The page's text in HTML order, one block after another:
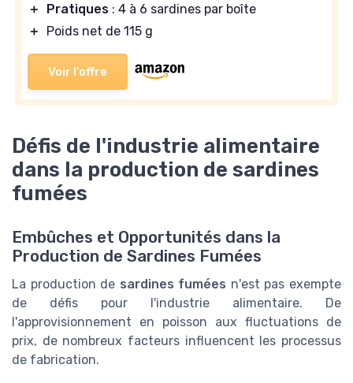
＋
Pratiques : 4 à 6 sardines par boîte
＋
Poids net de 115 g
Voir l'offre
Défis de l'industrie alimentaire
dans la production de sardines
fumées
Embûches et Opportunités dans la
Production de Sardines Fumées
La production de sardines fumées n'est pas exempte
de défis pour l'industrie alimentaire. De
l'approvisionnement en poisson aux fluctuations de
prix, de nombreux facteurs influencent les processus
de fabrication.